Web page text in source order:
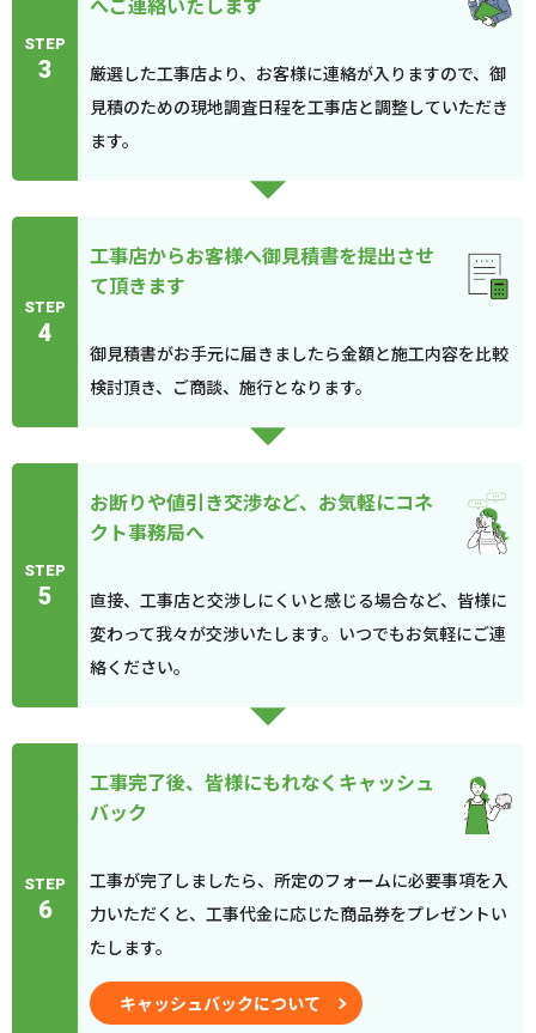
STEP
3
厳選した工事店より、お客様に連絡が入りますので、御
見積のための現地調査日程を工事店と調整していただき
ます。
STEP
4
工事店からお客様へ御見積書を提出させ
て頂きます
御見積書がお手元に届きましたら金額と施工内容を比較
検討頂き、ご商談、施行となります。
STEP
5
お断りや値引き交渉など、お気軽にコネ
クト事務局へ
直接、工事店と交渉しにくいと感じる場合など、皆様に
変わって我々が交渉いたします。いつでもお気軽にご連
絡ください。
STEP
6
工事完了後、皆様にもれなくキャッシュ
バック
工事が完了しましたら、所定のフォームに必要事項を入
力いただくと、工事代金に応じた商品券をプレゼントい
たします。
キャッシュバックについて